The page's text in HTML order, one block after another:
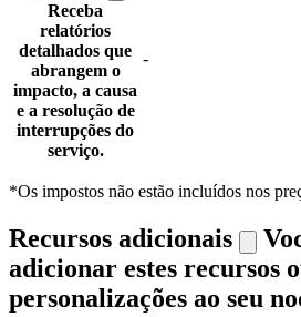
Receba
relatórios
detalhados que
abrangem o
impacto, a causa
e a resolução de
interrupções do
serviço.
-
*Os impostos não estão incluídos nos
Recursos adicionais
adicionar estes recursos
personalizações ao seu